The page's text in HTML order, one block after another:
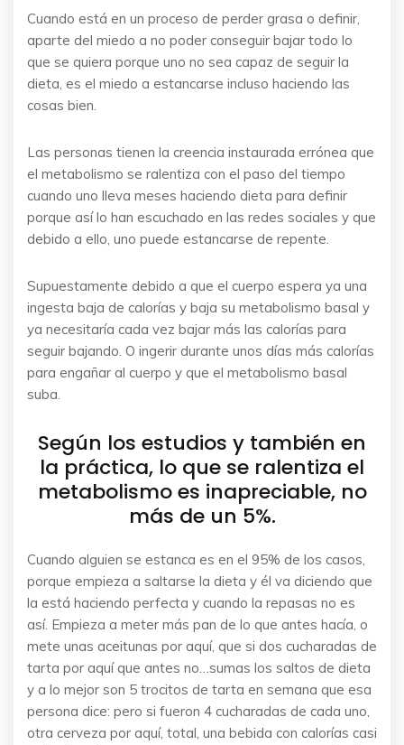
Cuando está en un proceso de perder grasa o definir,
aparte del miedo a no poder conseguir bajar todo lo
que se quiera porque uno no sea capaz de seguir la
dieta, es el miedo a estancarse incluso haciendo las
cosas bien.
Las personas tienen la creencia instaurada errónea que
el metabolismo se ralentiza con el paso del tiempo
cuando uno lleva meses haciendo dieta para definir
porque así lo han escuchado en las redes sociales y que
debido a ello, uno puede estancarse de repente.
Supuestamente debido a que el cuerpo espera ya una
ingesta baja de calorías y baja su metabolismo basal y
ya necesitaría cada vez bajar más las calorías para
seguir bajando. O ingerir durante unos días más calorías
para engañar al cuerpo y que el metabolismo basal
suba.
Según los estudios y también en
la práctica, lo que se ralentiza el
metabolismo es inapreciable, no
más de un 5%.
Cuando alguien se estanca es en el 95% de los casos,
porque empieza a saltarse la dieta y él va diciendo que
la está haciendo perfecta y cuando la repasas no es
así. Empieza a meter más pan de lo que antes hacía, o
mete unas aceitunas por aquí, que si dos cucharadas de
tarta por aquí que antes no…sumas los saltos de dieta
y a lo mejor son 5 trocitos de tarta en semana que esa
persona dice: pero si fueron 4 cucharadas de cada uno,
otra cerveza por aquí, total, una bebida con calorías casi